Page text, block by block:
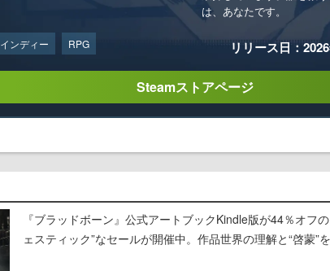
は、あなたです。
インディー RPG リリース日：
Steamストアページ
『ブラッドボーン』公式アートブックKindle版が44％オフ
ェスティック”なセールが開催中。作品世界の理解と“啓蒙”